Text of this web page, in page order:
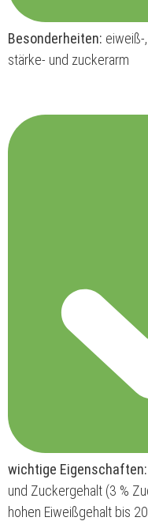
Besonderheiten:
stärke- und zuckerarm
wichtige Eigenschaften:
und Zuckergehalt (3 %
hohen Eiweißgehalt bis